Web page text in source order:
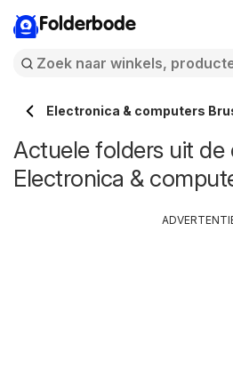
Folderbode
Electronica & computers
Actuele folders uit de
Electronica &